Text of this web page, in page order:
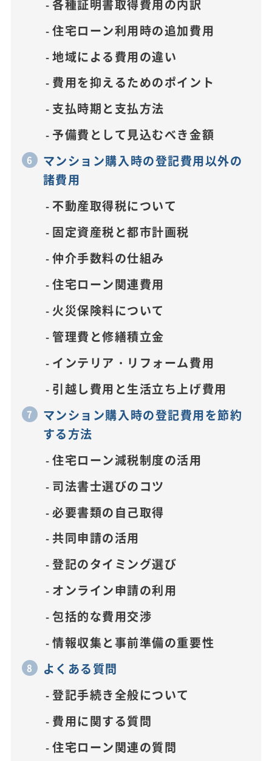
各種証明書取得費用の内訳
住宅ローン利用時の追加費用
地域による費用の違い
費用を抑えるためのポイント
支払時期と支払方法
予備費として見込むべき金額
マンション購入時の登記費用以外の
諸費用
不動産取得税について
固定資産税と都市計画税
仲介手数料の仕組み
住宅ローン関連費用
火災保険料について
管理費と修繕積立金
インテリア・リフォーム費用
引越し費用と生活立ち上げ費用
マンション購入時の登記費用を節約
する方法
住宅ローン減税制度の活用
司法書士選びのコツ
必要書類の自己取得
共同申請の活用
登記のタイミング選び
オンライン申請の利用
包括的な費用交渉
情報収集と事前準備の重要性
よくある質問
登記手続き全般について
費用に関する質問
住宅ローン関連の質問